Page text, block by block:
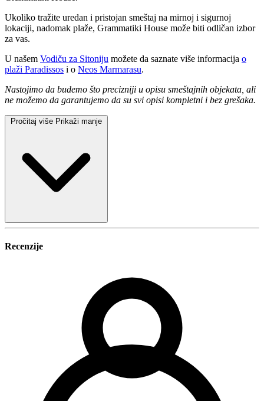
Ukoliko tražite uredan i pristojan smeštaj na mirnoj i sigurnoj
lokaciji, nadomak plaže, Grammatiki House može biti odličan izbor
za vas.
U našem Vodiču za Sitoniju možete da saznate više informacija o
plaži Paradissos i o Neos Marmarasu.
Nastojimo da budemo što precizniji u opisu smeštajnih objekata, ali
ne možemo da garantujemo da su svi opisi kompletni i bez grešaka.
Pročitaj više Prikaži manje
Recenzije